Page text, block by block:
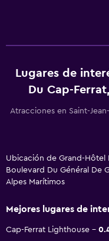
Lugares de
Du Cap-
Atracciones en Saint-
Ubicación de Grand-Hôtel
Boulevard Du Général De
Alpes Marítimos
Mejores lugares de
Cap-Ferrat Lighthouse